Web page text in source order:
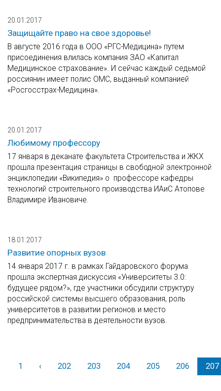
20.01.2017
Защищайте право на свое здоровье!
В августе 2016 года в ООО «РГС-Медицина» путем
присоединения влилась компания ЗАО «Капитал
Медицинское страхование». И сейчас каждый седьмой
россиянин имеет полис ОМС, выданный компанией
«Росгосстрах-Медицина».
20.01.2017
Любимому профессору
17 января в деканате факультета Строительства и ЖКХ
прошла презентация страницы в свободной электронной
энциклопедии «Википедия» о профессоре кафедры
технологий строительного производства ИАиС Атопове
Владимире Ивановиче.
18.01.2017
Развитие опорных вузов
14 января 2017 г. в рамках Гайдаровского форума
прошла экспертная дискуссия «Университеты 3.0:
будущее рядом?», где участники обсудили структуру
российской системы высшего образования, роль
университетов в развитии регионов и место
предпринимательства в деятельности вузов.
1 ‹Назад202 203 204 205 206 207